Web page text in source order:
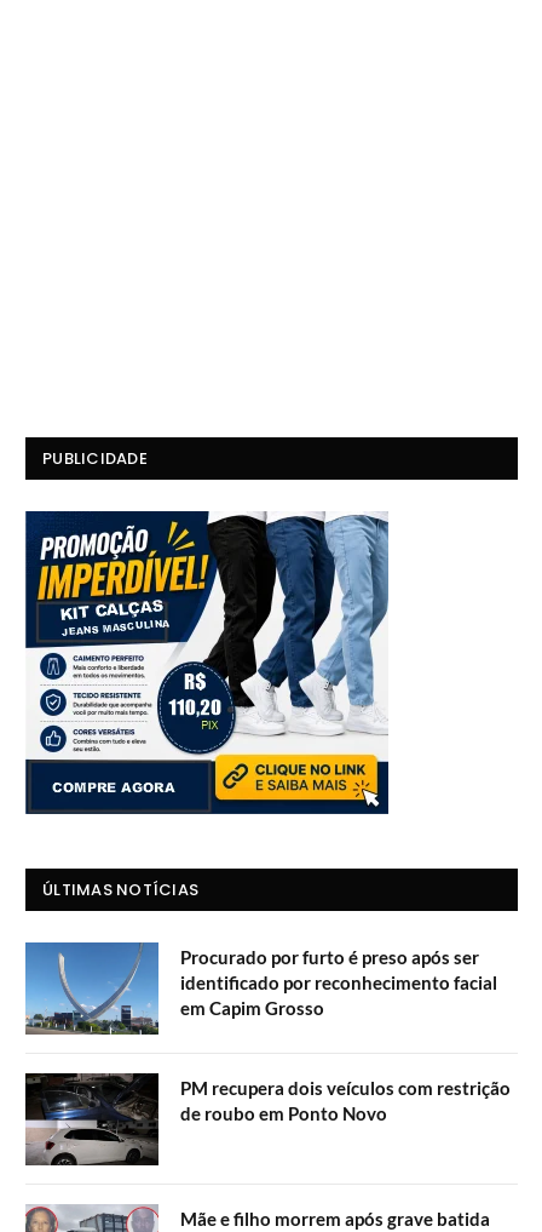
PUBLICIDADE
ÚLTIMAS NOTÍCIAS
Procurado por furto é preso após ser
identificado por reconhecimento facial
em Capim Grosso
PM recupera dois veículos com restrição
de roubo em Ponto Novo
Mãe e filho morrem após grave batida